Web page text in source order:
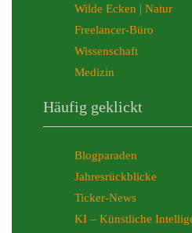
Wilde Ecken | Natur
Freelancer-Büro
Wissenschaft
Medizin
Häufig geklickt
Blogparaden
Jahresrückblicke
Ticker-News
KI – Künstliche